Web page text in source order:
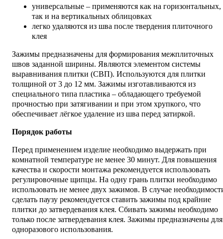
универсальные – применяются как на горизонтальных,
так и на вертикальных облицовках
легко удаляются из шва после твердения плиточного
клея
Зажимы предназначены для формирования межплиточных
швов заданной ширины. Являются элементом системы
выравнивания плитки (СВП). Используются для плитки
толщиной от 3 до 12 мм. Зажимы изготавливаются из
специального типа пластика – обладающего требуемой
прочностью при затягивании и при этом хрупкого, что
обеспечивает лёгкое удаление из шва перед затиркой.
Порядок работы
Перед применением изделие необходимо выдержать при
комнатной температуре не менее 30 минут. Для повышения
качества и скорости монтажа рекомендуется использовать
регулировочные щипцы. На одну грань плитки необходимо
использовать не менее двух зажимов. В случае
сделать паузу рекомендуется ставить зажимы под крайние
плитки до затвердевания клея. Сбивать зажимы необходимо
только после затвердевания клея. Зажимы предназначены для
одноразового использования.